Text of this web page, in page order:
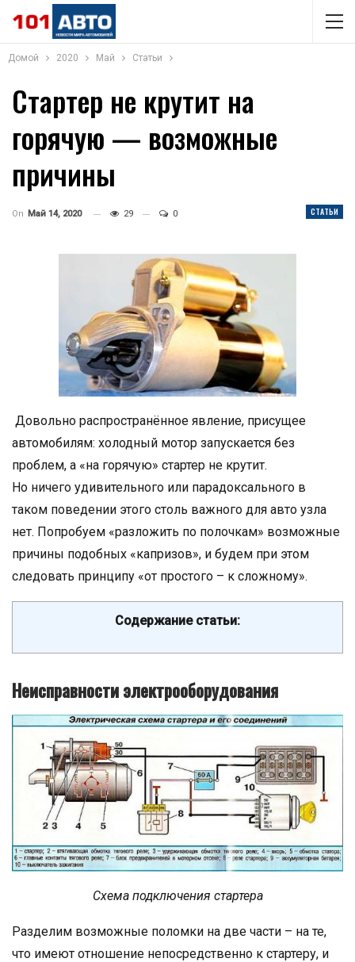
Домой 2020 Май Статьи
Стартер не крутит на
горячую — возможные
причины
СТАТЬИ
On Май 14, 2020 29 0
Довольно распространённое явление, присущее
автомобилям: холодный мотор запускается без
проблем, а «на горячую» стартер не крутит.
Но ничего удивительного или парадоксального в
таком поведении этого столь важного для авто узла
нет. Попробуем «разложить по полочкам» возможные
причины подобных «капризов», и будем при этом
следовать принципу «от простого – к сложному».
Содержание статьи:
Неисправности электрооборудования
Схема подключения стартера
Разделим возможные поломки на две части – на те,
что имеют отношение непосредственно к стартеру, и